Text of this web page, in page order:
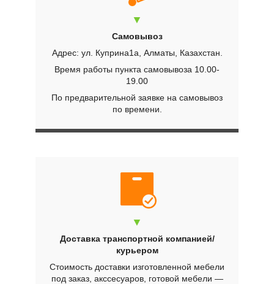
▼
Самовывоз
Адрес: ул. Куприна1а, Алматы, Казахстан.
Время работы пункта самовывоза 10.00-
19.00
По предварительной заявке на самовывоз
по времени.
▼
Доставка транспортной компанией/
курьером
Стоимость доставки изготовленной мебели
под заказ, акссесуаров, готовой мебели —